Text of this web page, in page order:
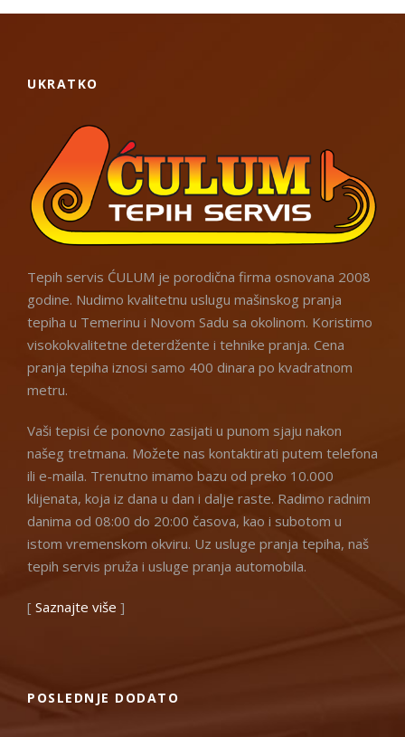
UKRATKO
Tepih servis ĆULUM je porodična firma osnovana 2008
godine. Nudimo kvalitetnu uslugu mašinskog pranja
tepiha u Temerinu i Novom Sadu sa okolinom. Koristimo
visokokvalitetne deterdžente i tehnike pranja. Cena
pranja tepiha iznosi samo 400 dinara po kvadratnom
metru.
Vaši tepisi će ponovno zasijati u punom sjaju nakon
našeg tretmana. Možete nas kontaktirati putem telefona
ili e-maila. Trenutno imamo bazu od preko 10.000
klijenata, koja iz dana u dan i dalje raste. Radimo radnim
danima od 08:00 do 20:00 časova, kao i subotom u
istom vremenskom okviru. Uz usluge pranja tepiha, naš
tepih servis pruža i usluge pranja automobila.
[ Saznajte više ]
POSLEDNJE DODATO